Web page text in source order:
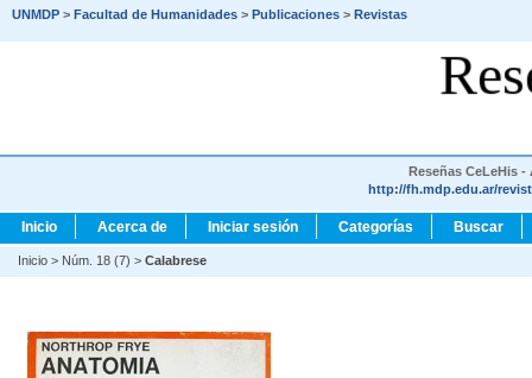
UNMDP > Facultad de Humanidades > Publicaciones > Revistas
Reseñas CeLeHis
http://fh.mdp.edu.ar/
Inicio Acerca de Iniciar sesión Categorías Buscar
Inicio > Núm. 18 (7) > Calabrese